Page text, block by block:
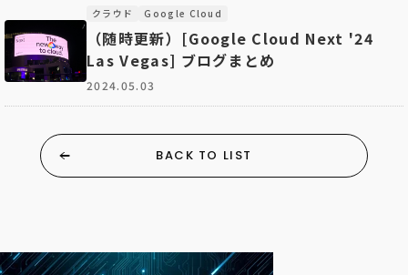
クラウド Google Cloud
（随時更新）[Google Cloud Next '24
Las Vegas] ブログまとめ
2024.05.03
BACK TO LIST